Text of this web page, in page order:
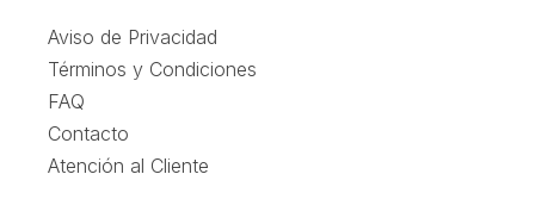
Aviso de Privacidad
Términos y Condiciones
FAQ
Contacto
Atención al Cliente